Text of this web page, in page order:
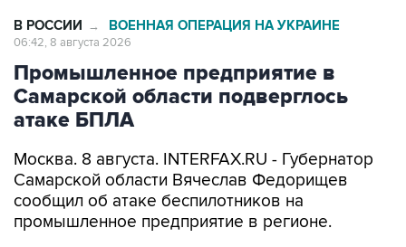
В РОССИИ → ВОЕННАЯ ОПЕРАЦИЯ НА УКРАИНЕ
06:42, 8 августа 2026
Промышленное предприятие в
Самарской области подверглось
атаке БПЛА
Москва. 8 августа. INTERFAX.RU - Губернатор
Самарской области Вячеслав Федорищев
сообщил об атаке беспилотников на
промышленное предприятие в регионе.